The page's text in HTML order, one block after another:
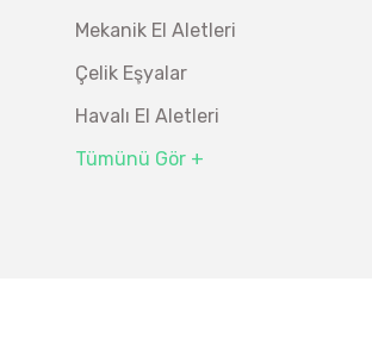
Mekanik El Aletleri
Çelik Eşyalar
Havalı El Aletleri
Tümünü Gör +